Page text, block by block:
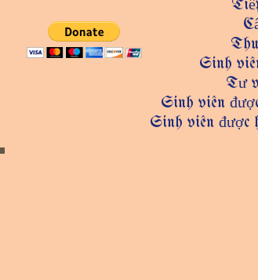
Sinh
Tư
Sinh viên
Sinh viên được